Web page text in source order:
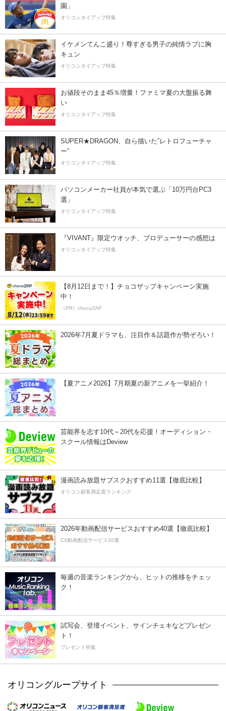
園」
オリコンタイアップ特集
イケメンてんこ盛り！尊すぎる男子の純情ラブに胸
キュン
オリコンタイアップ特集
お値段そのまま45％増量！ファミマ夏の大盤振る舞
い
オリコンタイアップ特集
SUPER★DRAGON、自ら描いた”レトロフューチャ
ー”
オリコンタイアップ特集
パソコンメーカー社員が本気で選ぶ「10万円台PC3
選」
オリコンタイアップ特集
『VIVANT』限定ウオッチ、プロデューサーの感想は
オリコンタイアップ特集
【8月12日まで！】チョコザップキャンペーン実施
中！
（PR）chocoZAP
2026年7月夏ドラマも、注目作＆話題作が勢ぞろい！
【夏アニメ2026】7月期夏の新アニメを一挙紹介！
芸能界を志す10代～20代を応援！オーディション・
スクール情報はDeview
漫画読み放題サブスクおすすめ11選【徹底比較】
オリコン顧客満足度ランキング
2026年動画配信サービスおすすめ40選【徹底比較】
CS動画配信サービス20選
毎週の音楽ランキングから、ヒットの推移をチェッ
ク！
試写会、登壇イベント、サインチェキなどプレゼン
ト！
プレゼント特集
オリコングループサイト